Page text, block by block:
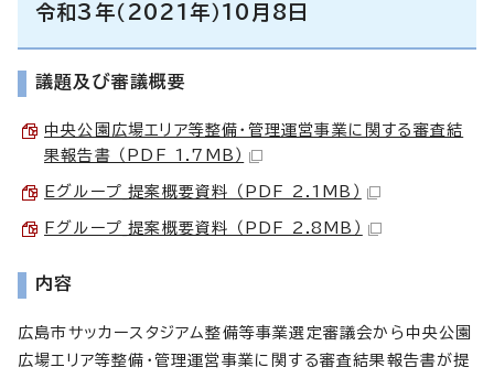
令和3年（2021年）10月8日
議題及び審議概要
中央公園広場エリア等整備・管理運営事業に関する審査結
果報告書 （PDF 1.7MB）
Eグループ_提案概要資料 （PDF 2.1MB）
Fグループ_提案概要資料 （PDF 2.8MB）
内容
広島市サッカースタジアム整備等事業選定審議会から中央公園
広場エリア等整備・管理運営事業に関する審査結果報告書が提